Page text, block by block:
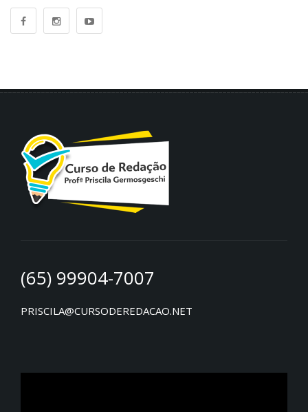
(65) 99904-7007
PRISCILA@CURSODEREDACAO.NET